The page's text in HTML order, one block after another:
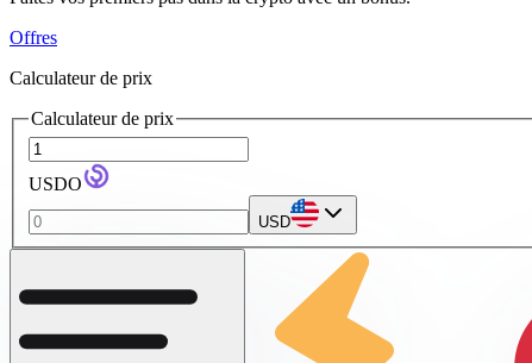
Offres
Calculateur de prix
Calculateur de prix
USDO
USD